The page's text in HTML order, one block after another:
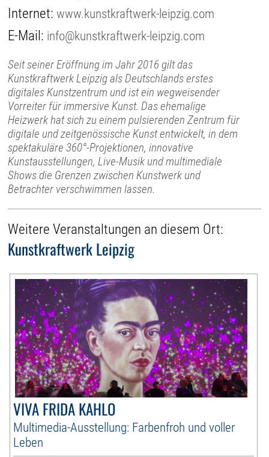
Internet:www.kunstkraftwerk-leipzig.com
E-Mail: info@kunstkraftwerk-leipzig.com
Seit seiner Eröffnung im Jahr 2016 gilt das
Kunstkraftwerk Leipzig als Deutschlands erstes
digitales Kunstzentrum und ist ein wegweisender
Vorreiter für immersive Kunst. Das ehemalige
Heizwerk hat sich zu einem pulsierenden Zentrum für
digitale und zeitgenössische Kunst entwickelt, in dem
spektakuläre 360°-Projektionen, innovative
Kunstausstellungen, Live-Musik und multimediale
Shows die Grenzen zwischen Kunstwerk und
Betrachter verschwimmen lassen.
Weitere Veranstaltungen an diesem Ort:
Kunstkraftwerk Leipzig
VIVA FRIDA KAHLO
Multimedia-Ausstellung: Farbenfroh und voller
Leben